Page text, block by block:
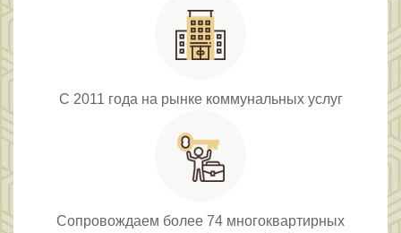
С 2011 года на рынке коммунальных услуг
Сопровождаем более 74 многоквартирных